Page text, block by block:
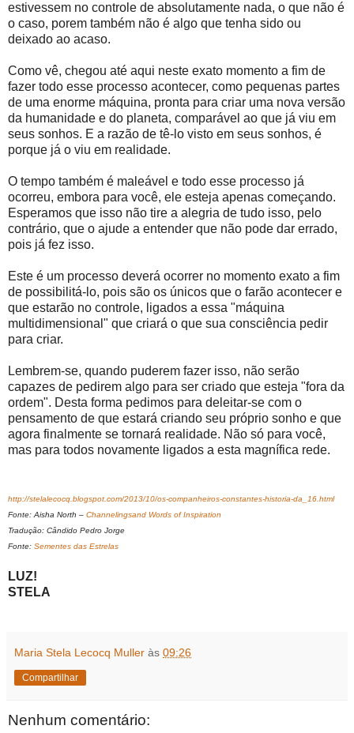
estivessem no controle de absolutamente nada, o que não é
o caso, porem também não é algo que tenha sido ou
deixado ao acaso.
Como vê, chegou até aqui neste exato momento a fim de
fazer todo esse processo acontecer, como pequenas partes
de uma enorme máquina, pronta para criar uma nova versão
da humanidade e do planeta, comparável ao que já viu em
seus sonhos. E a razão de tê-lo visto em seus sonhos, é
porque já o viu em realidade.
O tempo também é maleável e todo esse processo já
ocorreu, embora para você, ele esteja apenas começando.
Esperamos que isso não tire a alegria de tudo isso, pelo
contrário, que o ajude a entender que não pode dar errado,
pois já fez isso.
Este é um processo deverá ocorrer no momento exato a fim
de possibilitá-lo, pois são os únicos que o farão acontecer e
que estarão no controle, ligados a essa "máquina
multidimensional" que criará o que sua consciência pedir
para criar.
Lembrem-se, quando puderem fazer isso, não serão
capazes de pedirem algo para ser criado que esteja "fora da
ordem". Desta forma pedimos para deleitar-se com o
pensamento de que estará criando seu próprio sonho e que
agora finalmente se tornará realidade. Não só para você,
mas para todos novamente ligados a esta magnífica rede.
http://stelalecocq.blogspot.com/2013/10/os-companheiros-constantes-historia-da_16.html
Fonte: Aisha North – Channelingsand Words of Inspiration
Tradução: Cândido Pedro Jorge
Fonte: Sementes das Estrelas
LUZ!
STELA
Maria Stela Lecocq Muller às 09:26
Compartilhar
Nenhum comentário: